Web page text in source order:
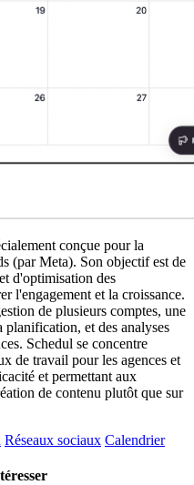
conçue pour la
(par Meta). Son objectif est de
d'optimisation des
l'engagement et la croissance.
de plusieurs comptes, une
et des analyses
Schedul se concentre
de travail pour les agences et
et permettant aux
de contenu plutôt que sur
Réseaux sociaux Calendrier